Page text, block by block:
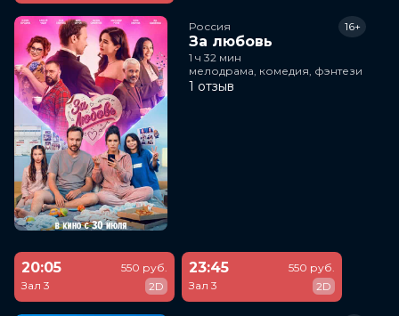
Россия
За любовь
16+
1 ч 32 мин
мелодрама, комедия, фэнтези
1 отзыв
20:05
Зал 3
550 руб.
2D
23:45
Зал 3
550 руб.
2D